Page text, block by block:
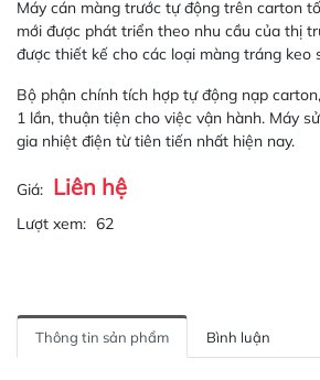
Máy cán màng trước tự động trên carton
mới được phát triển theo nhu cầu của thị
được thiết kế cho các loại màng tráng keo
Bộ phận chính tích hợp tự động nạp
1 lần, thuận tiện cho việc vận hành. Máy
gia nhiệt điện từ tiên tiến nhất hiện nay.
Giá: Liên hệ
Lượt xem: 62
Thông tin sản phẩm Bình luận